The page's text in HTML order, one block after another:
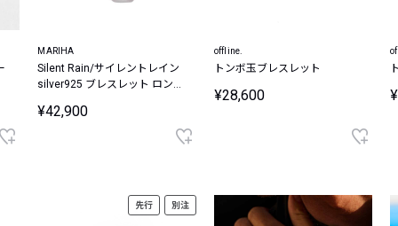
MARIHA
Silent Rain/サイレントレイン
silver925 ブレスレット ロング
¥42,900
offline.
トンボ玉ブレスレット
¥28,600
先行 別注